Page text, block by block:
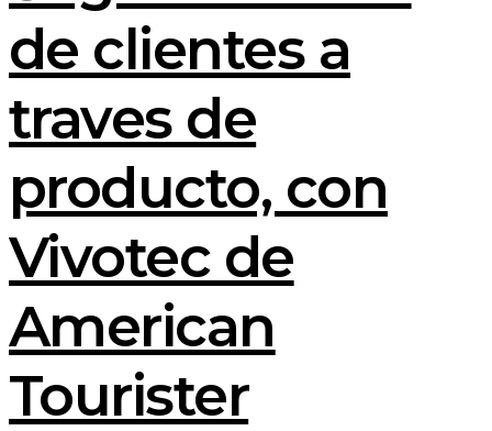
de clientes a
traves de
producto, con
Vivotec de
American
Tourister